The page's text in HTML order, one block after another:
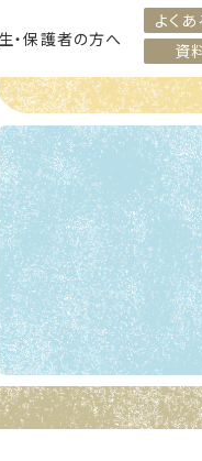
・保護者の方へ
よく
資